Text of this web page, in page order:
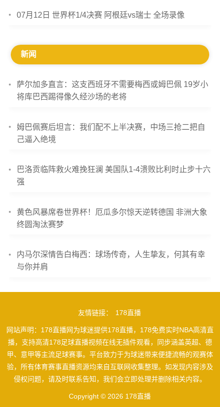
07月12日 世界杯1/4决赛 阿根廷vs瑞士 全场录像
新闻
萨尔加多直言：这支西班牙不需要梅西或姆巴佩 19岁小
将库巴西踢得像久经沙场的老将
姆巴佩赛后坦言：我们配不上半决赛，中场三抢二把自
己逼入绝境
巴洛贡临阵救火难挽狂澜 美国队1-4溃败比利时止步十六
强
黄色风暴席卷世界杯！厄瓜多尔惊天逆转德国 非洲大象
终圆淘汰赛梦
内马尔深情告白梅西：球场传奇，人生挚友，何其有幸
与你并肩
友情链接： 178直播
网站声明：178直播网为球迷提供178直播，178免费实时NBA高清直
播，支持高清178足球直播视频在线无插件观看，同步涵盖英超、德
甲、意甲等主流足球赛事。平台致力于为球迷带来便捷流畅的观赛体
验，所有体育赛事直播资源均来自互联网收集整理。如发现内容涉及
侵权问题，请及时联系告知，我们会立即处理并删除相关内容。
Copyright © 2026 178直播